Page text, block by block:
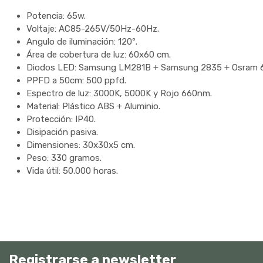
Potencia: 65w.
Voltaje: AC85-265V/50Hz-60Hz.
Angulo de iluminación: 120º.
Área de cobertura de luz: 60x60 cm.
Diodos LED: Samsung LM281B + Samsung 2835 + Osram
PPFD a 50cm: 500 ppfd.
Espectro de luz: 3000K, 5000K y Rojo 660nm.
Material: Plástico ABS + Aluminio.
Protección: IP40.
Disipación pasiva.
Dimensiones: 30x30x5 cm.
Peso: 330 gramos.
Vida útil: 50.000 horas.
Registrarse a newsletter